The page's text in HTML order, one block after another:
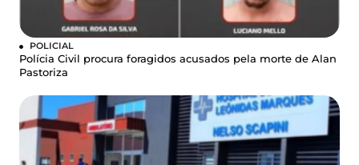
POLICIAL
Polícia Civil procura foragidos acusados pela morte de Alan
Pastoriza